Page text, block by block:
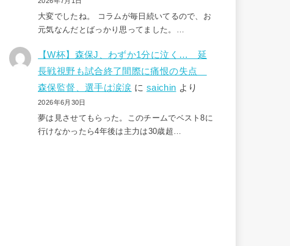
大変でしたね。 コラムが毎日続いてるので、お
元気なんだとばっかり思ってました。…
【W杯】森保J、わずか1分に泣く… 延
長戦視野も試合終了間際に痛恨の失点
森保監督、選手は涙涙 に saichin より
2026年6月30日
夢は見させてもらった。このチームでベスト8に
行けなかったら4年後は主力は30歳超…